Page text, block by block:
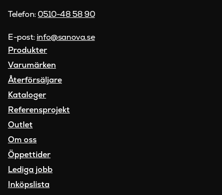
Telefon: 0510-48 58 90
E-post: info@sanova.se
Produkter
Varumärken
Återförsäljare
Kataloger
Referensprojekt
Outlet
Om oss
Öppettider
Lediga jobb
Inköpslista